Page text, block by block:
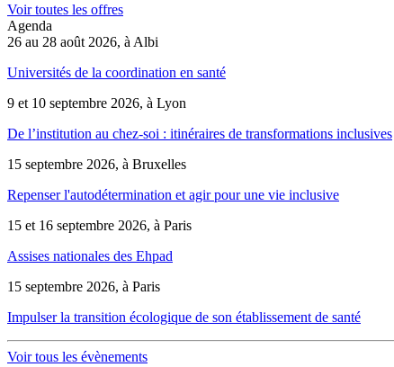
Voir toutes les offres
Agenda
26 au 28 août 2026, à Albi
Universités de la coordination en santé
9 et 10 septembre 2026, à Lyon
De l’institution au chez-soi : itinéraires de transformations inclusives
15 septembre 2026, à Bruxelles
Repenser l'autodétermination et agir pour une vie inclusive
15 et 16 septembre 2026, à Paris
Assises nationales des Ehpad
15 septembre 2026, à Paris
Impulser la transition écologique de son établissement de santé
Voir tous les évènements